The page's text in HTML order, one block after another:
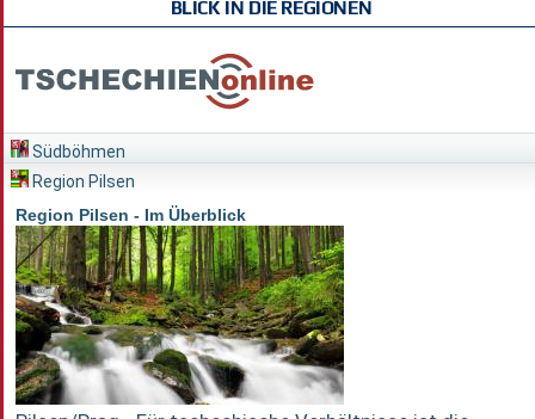
BLICK IN DIE REGIONEN
Südböhmen
Region Pilsen
Region Pilsen - Im Überblick